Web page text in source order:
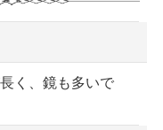
く、鏡も多いで